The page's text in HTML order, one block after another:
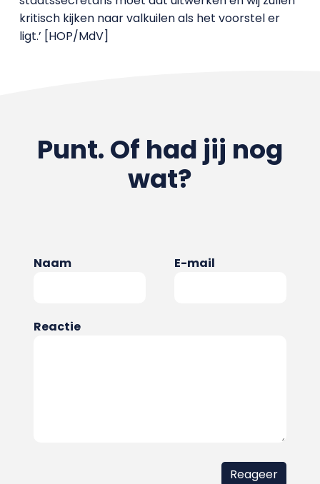
kritisch kijken naar valkuilen als het voorstel er
ligt.’ [HOP/MdV]
Punt. Of had jij nog
wat?
Naam E-mail
Reactie